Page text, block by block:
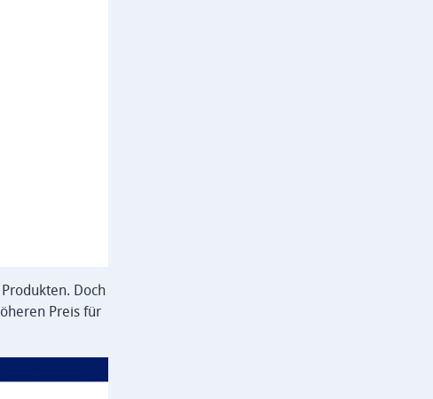
Doch
Preis für